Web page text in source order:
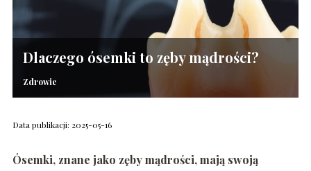
Dlaczego ósemki to zęby mądrości?
Zdrowie
Data publikacji: 2025-05-16
Ósemki, znane jako zęby mądrości, mają swoją